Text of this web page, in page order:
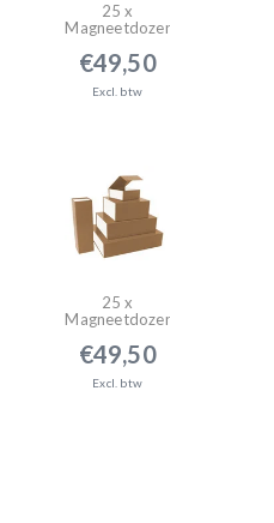
25 x
Magneetdozen
€49,50
Excl. btw
25 x
Magneetdozen
€49,50
Excl. btw